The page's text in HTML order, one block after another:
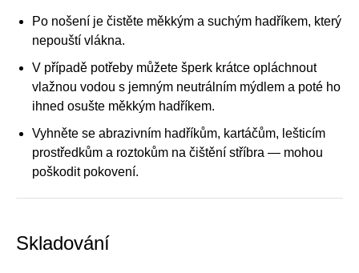
Po nošení je čistěte měkkým a suchým hadříkem, který
nepouští vlákna.
V případě potřeby můžete šperk krátce opláchnout
vlažnou vodou s jemným neutrálním mýdlem a poté ho
ihned osušte měkkým hadříkem.
Vyhněte se abrazivním hadříkům, kartáčům, lešticím
prostředkům a roztokům na čištění stříbra — mohou
poškodit pokovení.
Skladování